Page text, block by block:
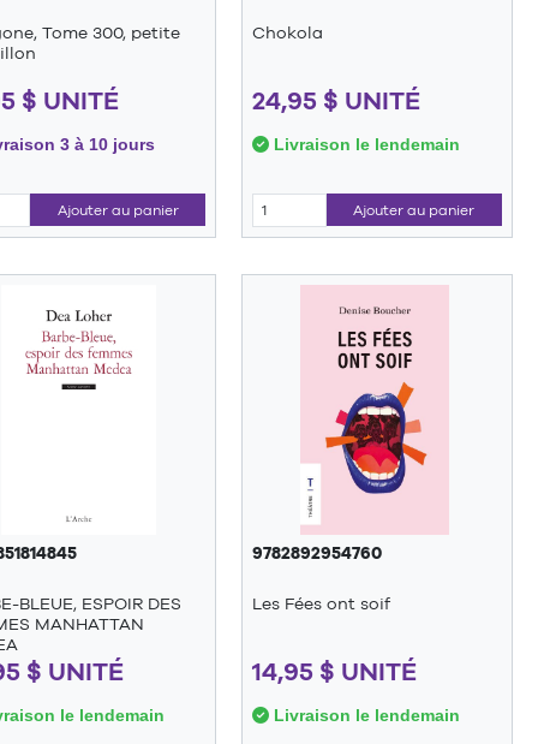
Tome 300, petite
$ UNITÉ
3 à 10 jours
Ajouter au panier
Chokola
24,95 $ UNITÉ
Livraison le lendemain
Ajouter au panier
BLEUE, ESPOIR DES
MANHATTAN
$ UNITÉ
le lendemain
9782892954760
Les Fées ont soif
14,95 $ UNITÉ
Livraison le lendemain